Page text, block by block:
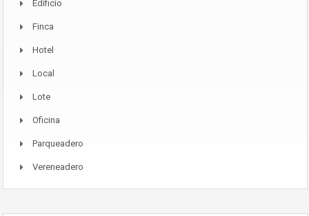
Edificio
Finca
Hotel
Local
Lote
Oficina
Parqueadero
Vereneadero